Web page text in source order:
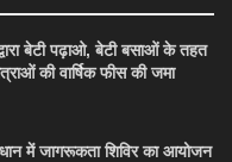
बेटी पढ़ाओ, बेटी बसाओं के तहत
की वार्षिक फीस की जमा
में जागरूकता शिविर का आयोजन